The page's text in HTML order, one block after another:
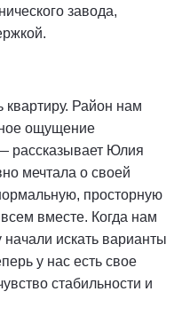
завода,
Район нам
ощущение
рассказывает Юлия
мечтала о своей
просторную
вместе. Когда нам
искать варианты
у нас есть свое
стабильности и